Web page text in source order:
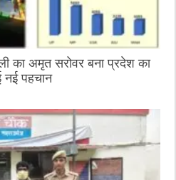
का अमृत सरोवर बना प्रदेश का
नई पहचान